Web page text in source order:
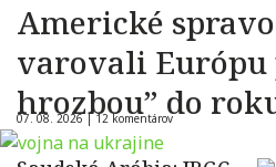
Americké
varovali Európu
hrozbou” do
07. 08. 2026 |12 komentárov